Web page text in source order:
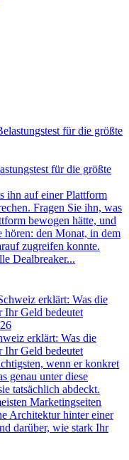
für die größte
ihn auf einer Plattform
Fragen Sie ihn, was
bewogen hätte, und
hören: den Monat, in dem
zugreifen konnte.
Dealbreaker...
erklärt: Was die
Ihr Geld bedeutet
wenn er konkret
genau unter diese
tatsächlich abdeckt.
Marketingseiten
Architektur hinter einer
darüber, wie stark Ihr